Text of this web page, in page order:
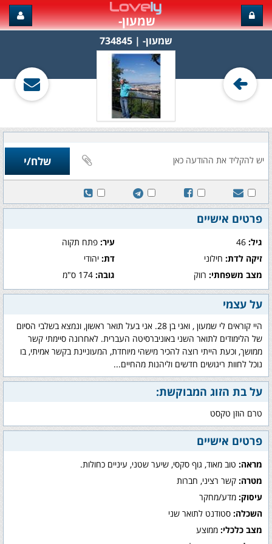
שמעון-
שמעון-‏ | 734845
פרטים אישיים
גיל: עיר:פתח תקוה
זיקה לדת: חילוני דת:יהודי
מצב משפחתי: רווק גובה:174 ס"מ
על עצמי
היי קוראים לי שמעון , ואני בן 28. אני בעל תואר ראשון, ונמצא בשלבי הסיום
של הלימודים לתואר השני באוניברסיטה העברית. לאחרונה סיימתי קשר
ממושך, וכעת הייתי רוצה להכיר מישהי מיוחדת, המעוניינת בקשר אמיתי, בו
נוכל לחוות ריגושים חדשים וליהנות מהחיים...
על בת הזוג המבוקשת:
טרם הוזן טקסט
פרטים אישיים
מראה: טוב מאוד, גוף סקסי, שיער שטני, עיניים כחולות.
מטרה: קשר רציני, חברות
עיסוק: מדע/מחקר
השכלה: סטודנט לתואר שני
מצב כלכלי: ממוצע